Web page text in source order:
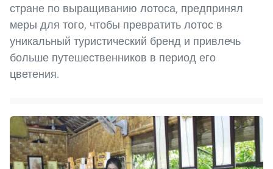
стране по выращиванию лотоса, предпринял
меры для того, чтобы превратить лотос в
уникальный туристический бренд и привлечь
больше путешественников в период его
цветения.